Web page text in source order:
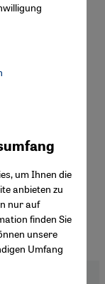
Frieden
mehr als ein
spielt sowohl
eine
belasten die
des Konflikts.
um Ihnen die
anbieten zu
nur auf
finden Sie
unsere
Umfang
Maps Embed,